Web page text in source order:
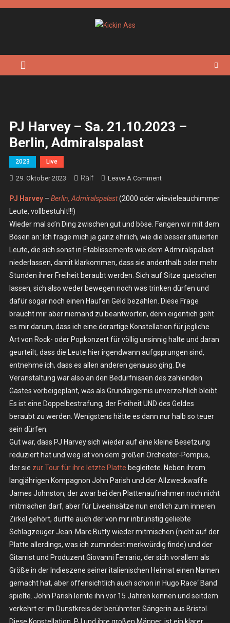
PJ Harvey – Sa. 21.10.2023 –
Berlin, Admiralspalast
2023 Live
29. Oktober 2023 Ralf Leave A CommentOn
Harvey
Sa.
21.10.2023
–
Berlin,
Admiralspalast
PJ Harvey– Berlin, Admiralspalast(2000 oder wievieleauchimmer
Leute, vollbestuhlt!!!)
Wieder mal so’n Ding zwischen gut und böse. Fangen wir mit dem
Bösen an: Ich frage mich ja ganz ehrlich, wie die besser situierten
Leute, die sich sonst in Etablissements wie dem Admiralspalast
niederlassen, damit klarkommen, dass sie anderthalb oder mehr
Stunden ihrer Freiheit beraubt werden. Sich auf Sitze quetschen
lassen, sich also weder bewegen noch was trinken dürfen und
dafür sogar noch einen Haufen Geld bezahlen. Diese Frage
braucht mir aber niemand zu beantworten, denn eigentich geht
es mir darum, dass ich eine derartige Konstellation für jegliche
Art von Rock- oder Popkonzert für völlig unsinnig halte und daran
geurteilt, dass die Leute hier irgendwann aufgsprungen sind,
entnehme ich, dass es allen anderen genauso ging. Die
Veranstaltung war also an den Bedürfnissen des zahlenden
Gastes vorbeigeplant, was als Grundärgernis unverzeihlich bleibt.
Es ist eine Doppelbestrafung, der Freiheit UND des Geldes
beraubt zu werden. Wenigstens hätte es dann nur halb so teuer
sein dürfen.
Gut war, dass PJ Harvey sich wieder auf eine kleine Besetzung
reduziert hat und weg ist von dem großen Orchester-Pompus,
der sie zur Tour für ihre letzte Platte begleitete. Neben ihrem
langjährigen Kompagnon John Parish und der Allzweckwaffe
James Johnston, der zwar bei den Plattenaufnahmen noch nicht
mitmachen darf, aber für Liveeinsätze nun endlich zum inneren
Zirkel gehört, durfte auch der von mir inbrünstig geliebte
Schlagzeuger Jean-Marc Butty wieder mitmischen (nicht auf der
Platte allerdings, was ich zumindest merkwürdig finde) und der
Gitarrist und Produzent Giovanni Ferrario, der sich vorallem als
Größe in der Indieszene seiner italienischen Heimat einen Namen
gemacht hat, aber offensichtlich auch schon in Hugo Race‘ Band
spielte. John Parish lernte ihn vor 15 Jahren kennen und seitdem
verkehrt er im Dunstkreis der berühmten Sängerin aus Bristol.
Diese Konstellation, PJ und ihre großen Männer, ist ein klarer